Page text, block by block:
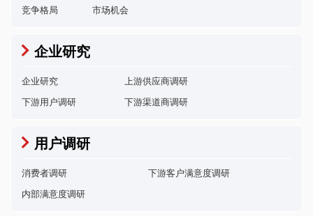
竞争格局
市场机会
企业研究
企业研究
下游用户调研
上游供应商调研
下游渠道商调研
用户调研
消费者调研
内部满意度调研
下游客户满意度调研